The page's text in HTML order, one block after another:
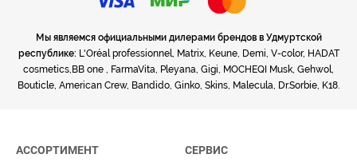
Мы являемся официальными дилерами брендов в Удмуртской
республике: L'Oréal professionnel, Matrix, Keune, Demi, V-color, HADAT
cosmetics,BB one , FarmaVita, Pleyana, Gigi, MOCHEQI Musk, Gehwol,
Bouticle, American Crew, Bandido, Ginko, Skins, Malecula, Dr.Sorbie, K18.
СЕРВИС
АССОРТИМЕНТ